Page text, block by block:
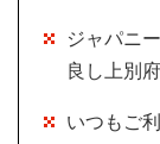
ジャパニ
良し上別
いつもご